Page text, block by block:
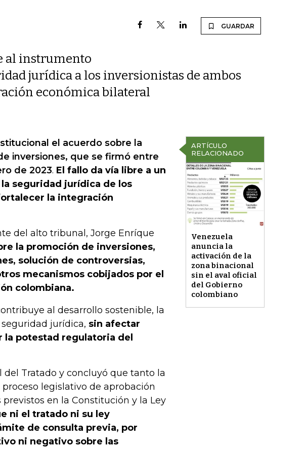
GUARDAR
al instrumento
jurídica a los inversionistas de ambos
económica bilateral
ARTÍCULO
RELACIONADO
Venezuela
anuncia la
activación de la
zona binacional
sin el aval oficial
del Gobierno
colombiano
el acuerdo sobre la
inversiones, que se firmó entre
de 2023. El fallo da vía libre a un
seguridad jurídica de los
la integración
del alto tribunal, Jorge Enríque
la promoción de inversiones,
solución de controversias,
mecanismos cobijados por el
colombiana.
al desarrollo sostenible, la
jurídica, sin afectar
potestad regulatoria del
del Tratado y concluyó que tanto la
legislativo de aprobación
en la Constitución y la Ley
ni el tratado ni su ley
de consulta previa, por
ni negativo sobre las